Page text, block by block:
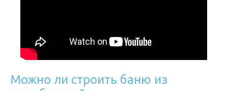
Можно ли строить баню из